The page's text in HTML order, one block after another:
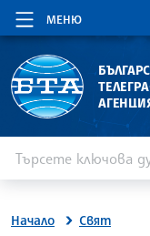
МЕНЮ
Начало Свят